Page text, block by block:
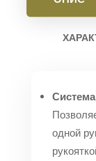
одной